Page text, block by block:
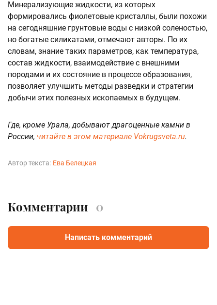
Минерализующие жидкости, из которых
формировались фиолетовые кристаллы, были похожи
на сегодняшние грунтовые воды с низкой соленостью,
но богатые силикатами, отмечают авторы. По их
словам, знание таких параметров, как температура,
состав жидкости, взаимодействие с внешними
породами и их состояние в процессе образования,
позволяет улучшить методы разведки и стратегии
добычи этих полезных ископаемых в будущем.
Где, кроме Урала, добывают драгоценные камни в
России, читайте в этом материале Vokrugsveta.ru.
Автор текста: Ева Белецкая
Комментарии 0
Написать комментарий